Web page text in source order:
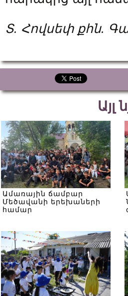
Տ. Հովսեփ քհն.
Այլ
Ամառային ճամբար
Մեծավանի երեխաների
համար